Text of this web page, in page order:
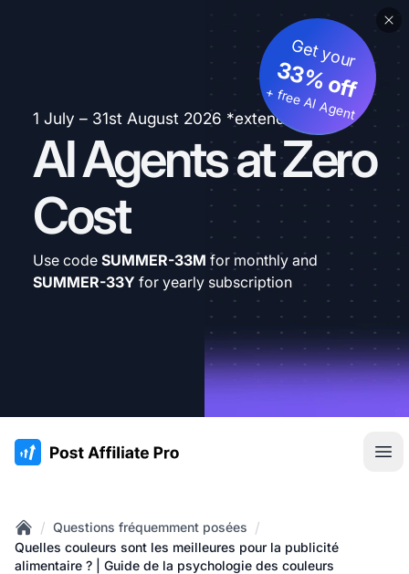
1 July – 31st August 2026 *extended
AI Agents at Zero
Cost
Get your
33% off
+ free AI Agent
Use code SUMMER-33M for monthly and
SUMMER-33Y for yearly subscription
:site.title
Home
/ Questions fréquemment posées /
Quelles couleurs sont les meilleures pour la publicité
alimentaire ? | Guide de la psychologie des couleurs